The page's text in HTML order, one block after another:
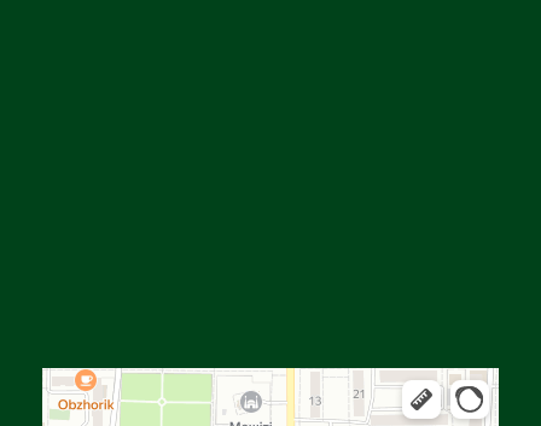
Яндекс Карталар — көлік, навигация, орындарды іздеу